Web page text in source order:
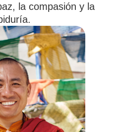
la compasión y la